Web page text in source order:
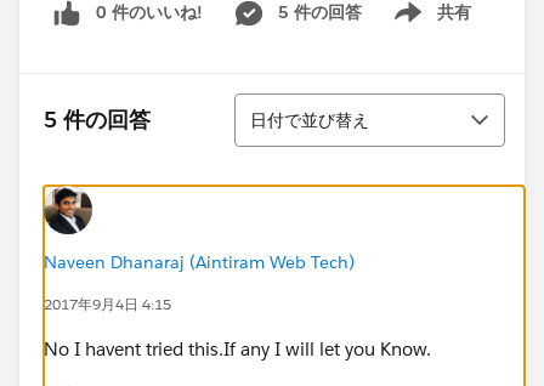
0 件のいいね! 5 件の回答 共有
Show menu
5 件の回答
並び替え
日付で並び替え
Naveen Dhanaraj (Aintiram Web Tech)
2017年9月4日 4:15
No I havent tried this.If any I will let you Know.